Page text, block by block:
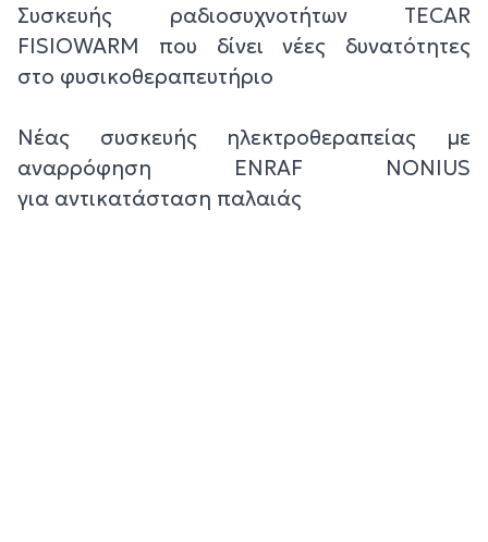
Συσκευής ραδιοσυχνοτήτων TECAR
FISIOWARM που δίνει νέες δυνατότητες
στο φυσικοθεραπευτήριο
Νέας συσκευής ηλεκτροθεραπείας με
αναρρόφηση ENRAF NONIUS
για αντικατάσταση παλαιάς